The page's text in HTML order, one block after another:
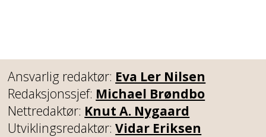
Ansvarlig redaktør: Eva Ler Nilsen
Redaksjonssjef: Michael Brøndbo
Nettredaktør: Knut A. Nygaard
Utviklingsredaktør:Vidar Eriksen